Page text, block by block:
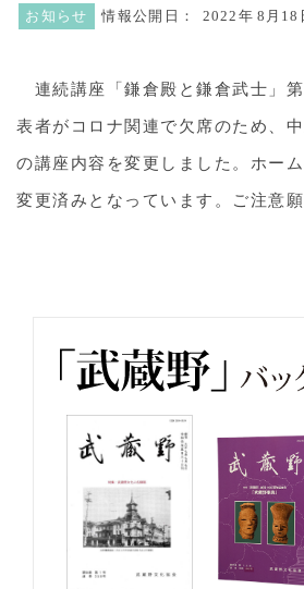
お知らせ 情報公開日： 2022年 8月18
連続講座「鎌倉殿と鎌倉武士」
表者がコロナ関連で欠席のため、
の講座内容を変更しました。ホー
変更済みとなっています。ご注意願